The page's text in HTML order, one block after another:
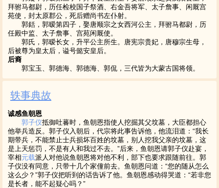
拜驸马都尉，历任检校国子祭酒、右金吾将军、太子詹事、闲厩宫
苑使，封太原郡公，死后赠尚书左仆射。
郭銛，郭暧第四子，娶唐顺宗之女西河公主，拜驸马都尉，历
任殿中监、太子詹事、宫苑闲厩使。
郭氏，郭暧长女，升平公主所生。唐宪宗贵妃，唐穆宗生母，
后被尊为皇太后，谥号懿安皇后。
后裔
郭宝玉、郭德海、郭德海、郭侃，三代皆为大蒙古国将领。
轶事典故
诚感鱼朝恩
郭子仪抵御吐蕃时，鱼朝恩指使人挖掘其父坟墓，大臣都担心
他举兵造反。郭子仪入朝后，代宗将此事告诉他，他流泪道：“我长
期带兵，不能禁止士兵损坏百姓的坟墓，别人挖我父亲的坟墓，这
是上天惩罚，不是有人和我过不去。”后来，鱼朝恩请郭子仪赴宴，
宰相元载派人对他说鱼朝恩将对他不利，部下也要求跟随前往。郭
子仪没有同意，只带十几个家僮前去。鱼朝恩问道：“您的随从怎么
这么少？”郭子仪把听到的话告诉了他。鱼朝恩感动得哭道：“若非您
是长者，能不起疑心吗？”